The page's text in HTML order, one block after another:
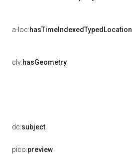
a-loc:hasTimeIndexedTypedLocation
clv:hasGeometry
dc:subject
pico:preview